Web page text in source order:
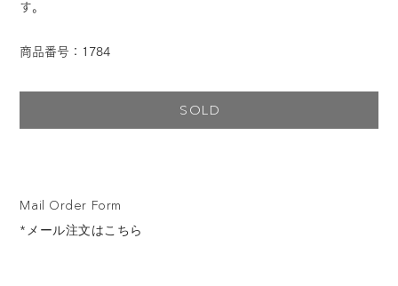
Mail Order Form
*メール注文はこちら
す。
商品番号：1784
SOLD